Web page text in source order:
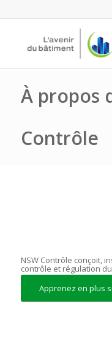
À propos
Contrôle
NSW Contrôle conçoit,
contrôle et régulation
Apprenez en plus